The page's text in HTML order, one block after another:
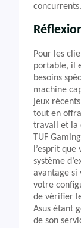
concurrents.
Pour les
portable, il
besoins
machine
jeux
tout en
travail et la
TUF
l’esprit
système
avantage si
votre
de vérifier
Asus étant
de son